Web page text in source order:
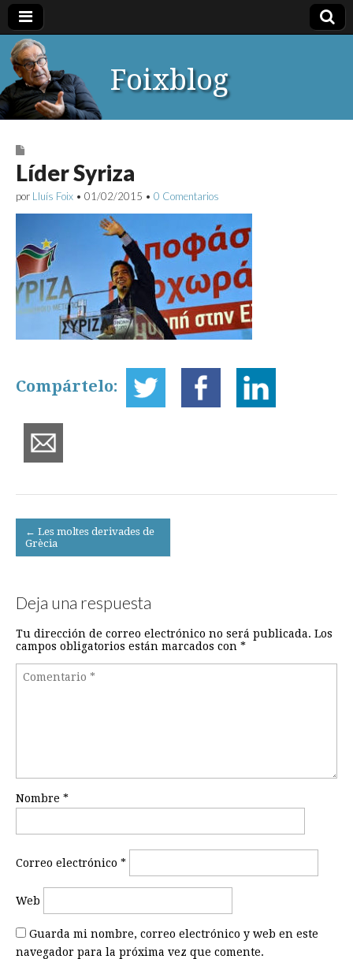
Foixblog
Líder Syriza
por Lluís Foix • 01/02/2015 • 0 Comentarios
Compártelo:
Post
navigation
← Les moltes derivades de
Grècia
Deja una respuesta
Tu dirección de correo electrónico no será publicada. Los
campos obligatorios están marcados con *
Nombre *
Correo electrónico *
Web
Guarda mi nombre, correo electrónico y web en este
navegador para la próxima vez que comente.